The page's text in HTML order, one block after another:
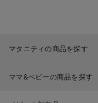
マタニティの商品を探す
ママ&ベビーの商品を探す